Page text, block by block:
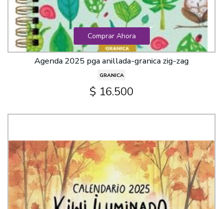
Comprar Ahora
Agenda 2025 pga anillada-granica zig-zag
GRANICA
$ 16.500